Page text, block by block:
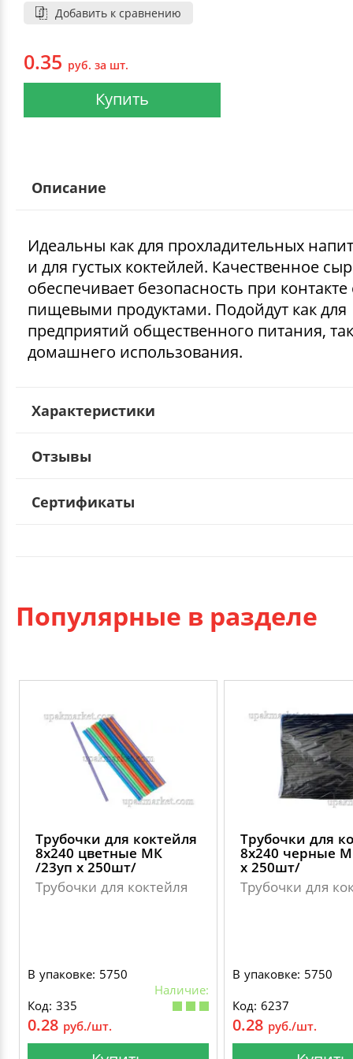
Добавить к сравнению
0.35 руб. за шт.
Купить
Описание
Идеальны как для прохладительных
и для густых коктейлей. Качественное
обеспечивает безопасность при контакте
пищевыми продуктами. Подойдут как для
предприятий общественного питания,
домашнего использования.
Характеристики
Отзывы
Сертификаты
Популярные в разделе
Трубочки для коктейля
8х240 цветные МК
/23уп х 250шт/
Трубочки для коктейля
В упаковке: 5750
Наличие:
Код: 335
0.28 руб./шт.
Трубочки для
8х240 черные
х 250шт/
Трубочки для
В упаковке: 5750
Код: 6237
0.28 руб./шт.